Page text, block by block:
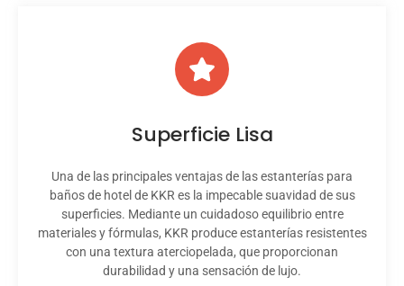
Superficie Lisa
Una de las principales ventajas de las estanterías para
baños de hotel de KKR es la impecable suavidad de sus
superficies. Mediante un cuidadoso equilibrio entre
materiales y fórmulas, KKR produce estanterías resistentes
con una textura aterciopelada, que proporcionan
durabilidad y una sensación de lujo.